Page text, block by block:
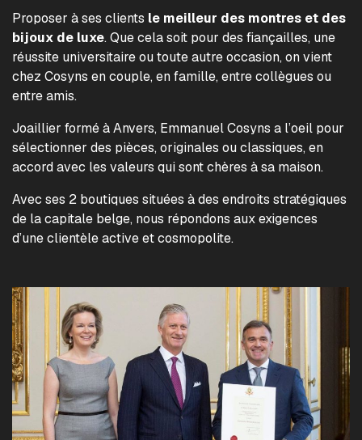
Proposer à ses clients le meilleur des montres et des
bijoux de luxe. Que cela soit pour des fiançailles, une
réussite universitaire ou toute autre occasion, on vient
chez Cosyns en couple, en famille, entre collègues ou
entre amis.
Joaillier formé à Anvers, Emmanuel Cosyns a l’oeil pour
sélectionner des pièces, originales ou classiques, en
accord avec les valeurs qui sont chères à sa maison.
Avec ses 2 boutiques situées à des endroits stratégiques
de la capitale belge, nous répondons aux exigences
d’une clientèle active et cosmopolite.